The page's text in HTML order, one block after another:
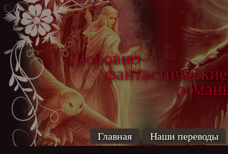
Любовно-
фантастические
Главная Наши переводы